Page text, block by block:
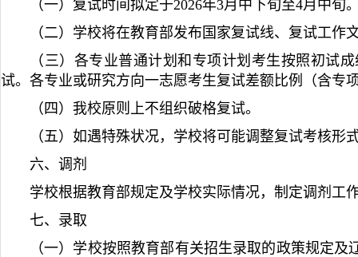
（一）复试时间拟定于2026年3月中下旬至4月中旬
（二）学校将在教育部发布国家复试线、复试工
（三）各专业普通计划和专项计划考生按照初试
试。各专业或研究方向一志愿考生复试差额比例（含专
（四）我校原则上不组织破格复试。
（五）如遇特殊状况，学校将可能调整复试考核
六、调剂
学校根据教育部规定及学校实际情况，制定调剂工
七、录取
（一）学校按照教育部有关招生录取的政策规定